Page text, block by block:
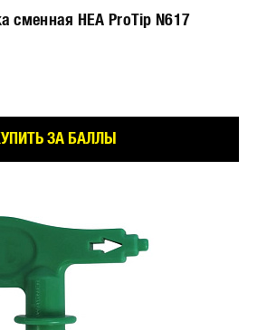
сменная HEA ProTip N617
ЗА БАЛЛЫ